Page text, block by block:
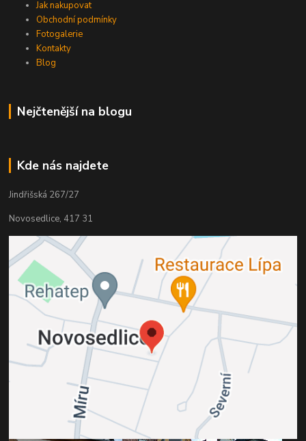
Jak nakupovat
Obchodní podmínky
Fotogalerie
Kontakty
Blog
Nejčtenější na blogu
Kde nás najdete
Jindřišská 267/27
Novosedlice, 417 31